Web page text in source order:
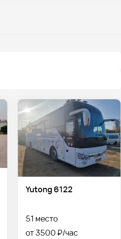
Yutong 6122
51 место
от 3500 ₽